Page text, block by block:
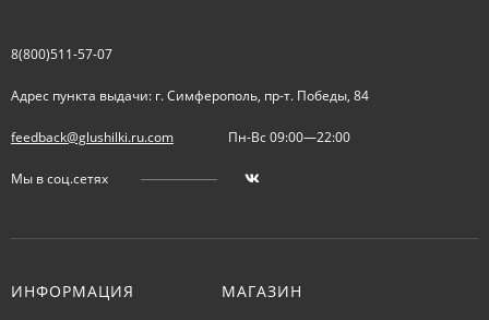
8(800)511-57-07
Адрес пункта выдачи: г. Симферополь, пр-т. Победы, 84
feedback@glushilki.ru.com Пн-Вс 09:00—22:00
Мы в соц.сетях
ИНФОРМАЦИЯ МАГАЗИН